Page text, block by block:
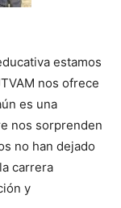
estamos
nos ofrece
es una
nos sorprenden
no han dejado
carrera
y